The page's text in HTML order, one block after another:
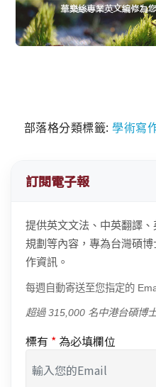
部落格分類標籤: 學術寫
訂閱電子報
提供英文文法、中英翻譯
規劃等內容，專為台灣碩
作資訊。
每週自動寄送至您指定的
超過 315,000 名中港台碩博
標有 * 為必填欄位